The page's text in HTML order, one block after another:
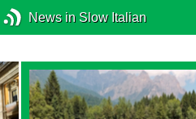
News in Slow Italian